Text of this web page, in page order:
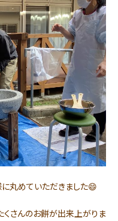
丸めていただきました😄
くさんのお餅が出来上がりま